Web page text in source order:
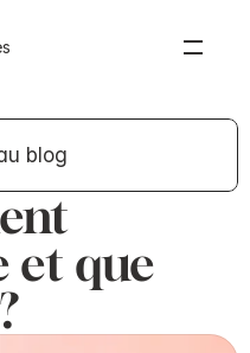
blog
et que